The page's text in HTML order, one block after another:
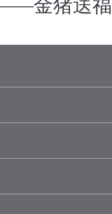
金猪送福